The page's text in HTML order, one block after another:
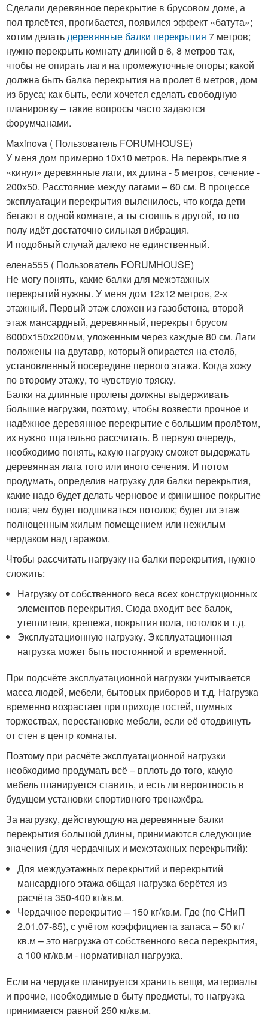
Сделали деревянное перекрытие в брусовом доме, а
пол трясётся, прогибается, появился эффект «батута»;
хотим делатьдеревянные балки перекрытия 7 метров;
нужно перекрыть комнату длиной в 6, 8 метров так,
чтобы не опирать лаги на промежуточные опоры; какой
должна быть балка перекрытия на пролет 6 метров, дом
из бруса; как быть, если хочется сделать свободную
планировку – такие вопросы часто задаются
форумчанами.
Maxinova ( Пользователь FORUMHOUSE)
У меня дом примерно 10х10 метров. На перекрытие я
«кинул» деревянные лаги, их длина - 5 метров, сечение -
200х50. Расстояние между лагами – 60 см. В процессе
эксплуатации перекрытия выяснилось, что когда дети
бегают в одной комнате, а ты стоишь в другой, то по
полу идёт достаточно сильная вибрация.
И подобный случай далеко не единственный.
елена555 ( Пользователь FORUMHOUSE)
Не могу понять, какие балки для межэтажных
перекрытий нужны. У меня дом 12х12 метров, 2-х
этажный. Первый этаж сложен из газобетона, второй
этаж мансардный, деревянный, перекрыт брусом
6000х150х200мм, уложенным через каждые 80 см. Лаги
положены на двутавр, который опирается на столб,
установленный посередине первого этажа. Когда хожу
по второму этажу, то чувствую тряску.
Балки на длинные пролеты должны выдерживать
большие нагрузки, поэтому, чтобы возвести прочное и
надёжное деревянное перекрытие с большим пролётом,
их нужно тщательно рассчитать. В первую очередь,
необходимо понять, какую нагрузку сможет выдержать
деревянная лага того или иного сечения. И потом
продумать, определив нагрузку для балки перекрытия,
какие надо будет делать черновое и финишное покрытие
пола; чем будет подшиваться потолок; будет ли этаж
полноценным жилым помещением или нежилым
чердаком над гаражом.
Чтобы рассчитать нагрузку на балки перекрытия, нужно
сложить:
Нагрузку от собственного веса всех конструкционных
элементов перекрытия. Сюда входит вес балок,
утеплителя, крепежа, покрытия пола, потолок и т.д.
Эксплуатационную нагрузку. Эксплуатационная
нагрузка может быть постоянной и временной.
При подсчёте эксплуатационной нагрузки учитывается
масса людей, мебели, бытовых приборов и т.д. Нагрузка
временно возрастает при приходе гостей, шумных
торжествах, перестановке мебели, если её отодвинуть
от стен в центр комнаты.
Поэтому при расчёте эксплуатационной нагрузки
необходимо продумать всё – вплоть до того, какую
мебель планируется ставить, и есть ли вероятность в
будущем установки спортивного тренажёра.
За нагрузку, действующую на деревянные балки
перекрытия большой длины, принимаются следующие
значения (для чердачных и межэтажных перекрытий):
Для междуэтажных перекрытий и перекрытий
мансардного этажа общая нагрузка берётся из
расчёта 350-400 кг/кв.м.
Чердачное перекрытие – 150 кг/кв.м. Где (по СНиП
2.01.07-85), с учётом коэффициента запаса – 50 кг/
кв.м – это нагрузка от собственного веса перекрытия,
а 100 кг/кв.м - нормативная нагрузка.
Если на чердаке планируется хранить вещи, материалы
и прочие, необходимые в быту предметы, то нагрузка
принимается равной 250 кг/кв.м.